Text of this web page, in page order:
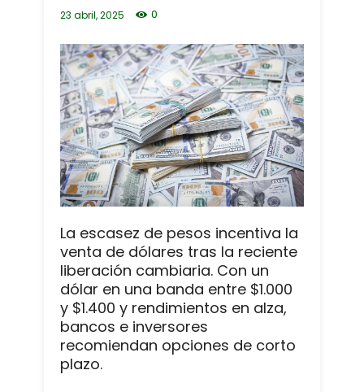
23 abril, 2025 0
La escasez de pesos incentiva la
venta de dólares tras la reciente
liberación cambiaria. Con un
dólar en una banda entre $1.000
y $1.400 y rendimientos en alza,
bancos e inversores
recomiendan opciones de corto
plazo.